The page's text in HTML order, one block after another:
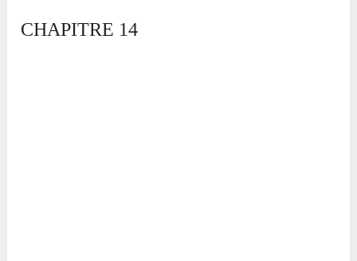
CHAPITRE 14